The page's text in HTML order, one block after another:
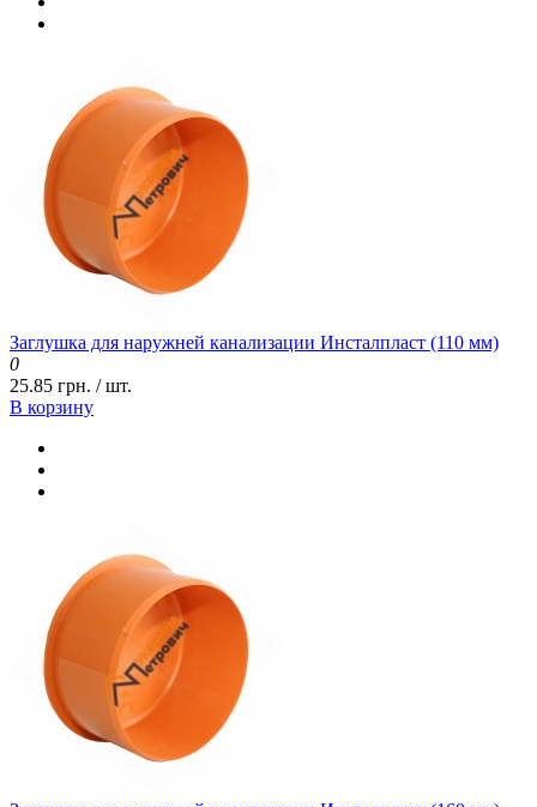
Заглушка для наружней канализации Инсталпласт (110 мм)
0
25.85 грн. / шт.
В корзину